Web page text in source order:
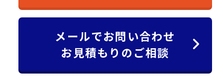
メールでお問い合わせ
お見積もりのご相談